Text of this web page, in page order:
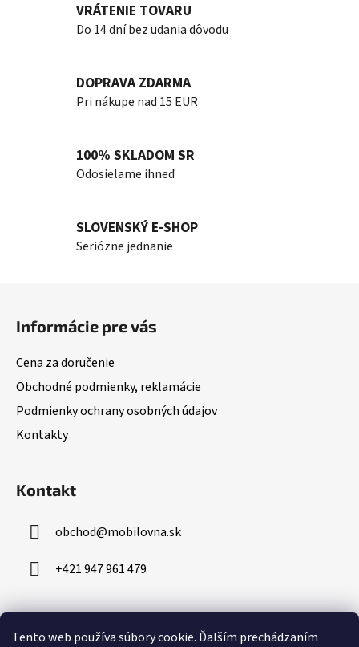
Tento web používa súbory cookie. Ďalším prechádzaním
VRÁTENIE TOVARU
Do 14 dní bez udania dôvodu
DOPRAVA ZDARMA
Pri nákupe nad 15 EUR
100% SKLADOM SR
Odosielame ihneď
SLOVENSKÝ E-SHOP
Seriózne jednanie
Informácie pre vás
Cena za doručenie
Obchodné podmienky, reklamácie
Podmienky ochrany osobných údajov
Kontakty
Kontakt
obchod@mobilovna.sk
+421 947 961 479
Prijímame online platby